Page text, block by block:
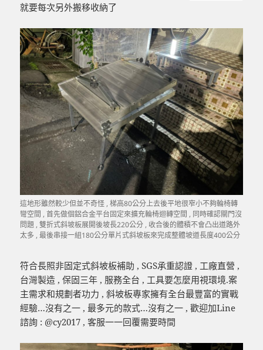
就要每次另外搬移收納了
這地形雖然較少但並不奇怪 , 梯高80公分上去後平地很窄小不夠輪椅轉
彎空間 , 首先做個鋁合金平台固定來擴充輪椅迴轉空間 , 同時確認關門沒
問題 , 雙折式斜坡板展開後坡長220公分 , 收合後的體積不會凸出道路外
太多 , 最後串接一組180公分單片式斜坡板來完成整體坡道長度400公分
符合長照非固定式斜坡板補助 , SGS承重認證 , 工廠直營 ,
台灣製造 , 保固三年 , 服務全台 , 工具要怎麼用視環境.案
主需求和規劃者功力 , 斜坡板專家擁有全台最豐富的實戰
經驗…沒有之一 , 最多元的款式…沒有之一 , 歡迎加Line
諮詢 : @cy2017 , 客服一一回覆需要時間